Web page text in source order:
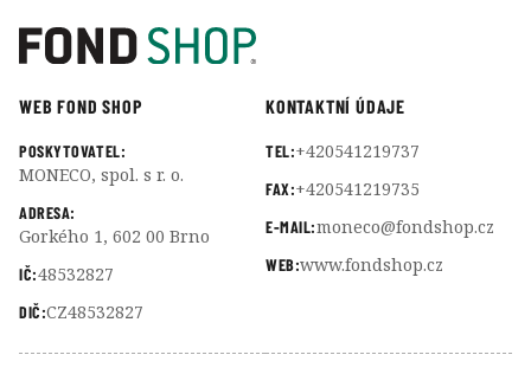
WEB FOND SHOP
POSKYTOVATEL:
MONECO, spol. s r. o.
ADRESA:
Gorkého 1, 602 00 Brno
IČ:48532827
DIČ:CZ48532827
KONTAKTNÍ ÚDAJE
TEL:+420541219737
FAX:+420541219735
E-MAIL:moneco@fondshop.cz
WEB:www.fondshop.cz